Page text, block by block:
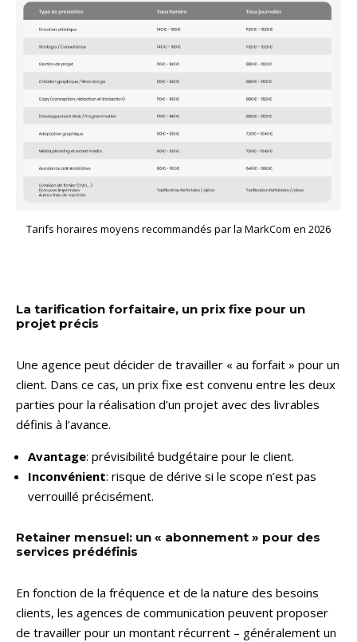
Tarifs horaires moyens recommandés par la MarkCom en 2026
La tarification forfaitaire, un prix fixe pour un
projet précis
Une agence peut décider de travailler « au forfait » pour un
client. Dans ce cas, un prix fixe est convenu entre les deux
parties pour la réalisation d’un projet avec des livrables
définis à l’avance.
Avantage: prévisibilité budgétaire pour le client.
Inconvénient: risque de dérive si le scope n’est pas
verrouillé précisément.
Retainer mensuel: un « abonnement » pour des
services prédéfinis
En fonction de la fréquence et de la nature des besoins
clients, les agences de communication peuvent proposer
de travailler pour un montant récurrent – généralement un